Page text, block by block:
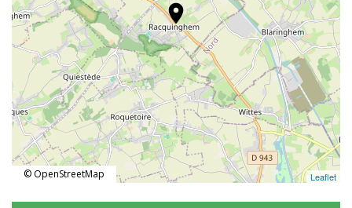
location_on
Leaflet
© OpenStreetMap